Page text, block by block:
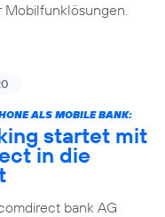
Mobilfunklösungen.
ALS MOBILE BANK:
startet mit
in die
bank AG